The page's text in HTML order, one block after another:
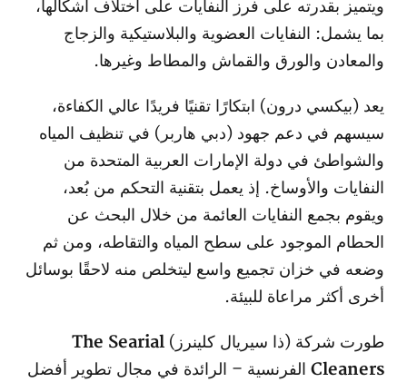
ويتميز بقدرته على فرز النفايات على اختلاف أشكالها،
بما يشمل: النفايات العضوية والبلاستيكية والزجاج
والمعادن والورق والقماش والمطاط وغيرها.
يعد (بيكسي درون) ابتكارًا تقنيًا فريدًا عالي الكفاءة،
سيسهم في دعم جهود (دبي هاربر) في تنظيف المياه
والشواطئ في دولة الإمارات العربية المتحدة من
النفايات والأوساخ. إذ يعمل بتقنية التحكم من بُعد،
ويقوم بجمع النفايات العائمة من خلال البحث عن
الحطام الموجود على سطح المياه والتقاطه، ومن ثم
وضعه في خزان تجميع واسع ليتخلص منه لاحقًا بوسائل
أخرى أكثر مراعاة للبيئة.
طورت شركة (ذا سيريال كلينرز) The Searial
Cleaners الفرنسية – الرائدة في مجال تطوير أفضل